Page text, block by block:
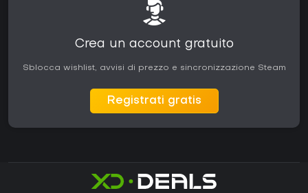
Crea un account gratuito
Sblocca wishlist, avvisi di prezzo e sincronizzazione Steam
Registrati gratis